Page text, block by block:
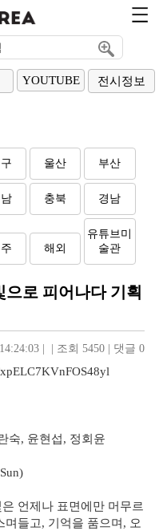
YOUTUBE 전시정보
울산 부산
충북 경남
해외
유튜브미
술관
로 피어나다 기획
| 조회 5450| 댓글 0
숙, 윤현섭, 정회윤
언제나 표면에만 머무르
며들고, 기억을 품으며, 오